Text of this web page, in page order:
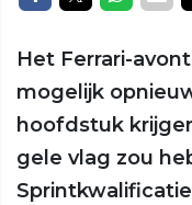
Het Ferrari-
mogelijk
hoofdstuk
gele vlag zou